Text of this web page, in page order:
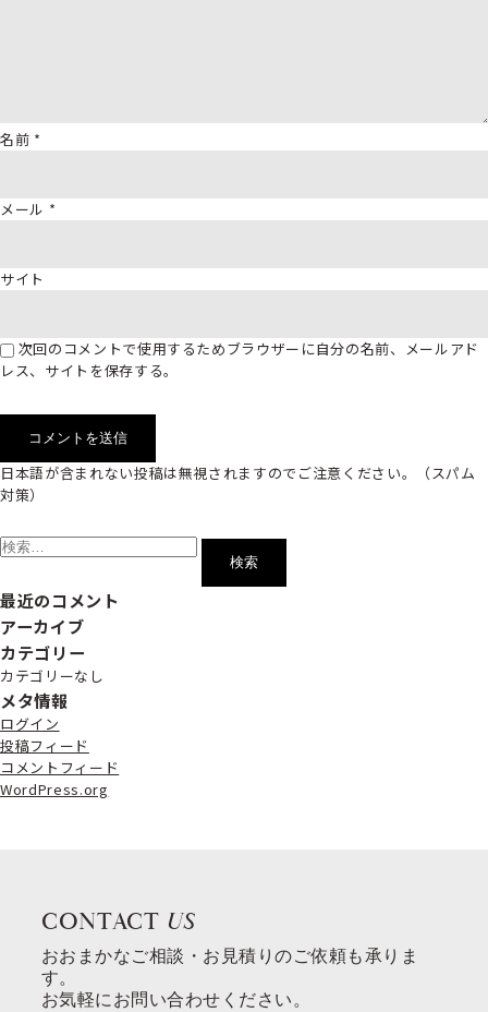
名前 *
メール *
サイト
次回のコメントで使用するためブラウザーに自分の名前、メールアド
レス、サイトを保存する。
日本語が含まれない投稿は無視されますのでご注意ください。（スパム
対策）
索:
最近のコメント
アーカイブ
カテゴリー
カテゴリーなし
メタ情報
ログイン
投稿フィード
コメントフィード
WordPress.org
CONTACT US
おおまかなご相談・お見積りのご依頼も承りま
す。
お気軽にお問い合わせください。